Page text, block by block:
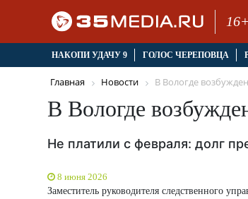
16+
НАКОПИ УДАЧУ 9 ГОЛОС ЧЕРЕПОВЦА
Главная Новости В Вологде
В Вологде
Не платили с февраля: долг
8 июня 2026
Заместитель руководителя следственного